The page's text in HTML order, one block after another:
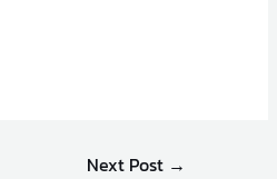
Next Post →